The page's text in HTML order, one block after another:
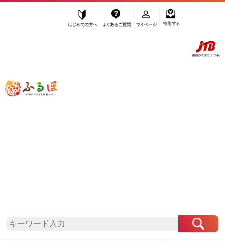
ふるぽ JTBのふるさと納税サイト
「ふるさと納税」TOP
検索結果一覧